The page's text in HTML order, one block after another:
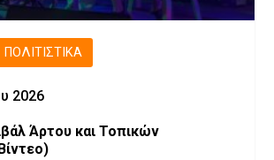
ΠΟΛΙΤΙΣΤΙΚΆ
2026
Άρτου και Τοπικών